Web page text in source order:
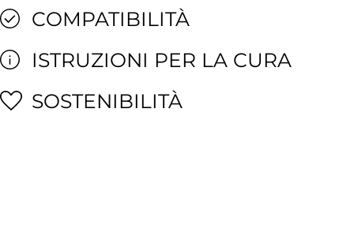
COMPATIBILITÀ
ISTRUZIONI PER LA CURA
SOSTENIBILITÀ